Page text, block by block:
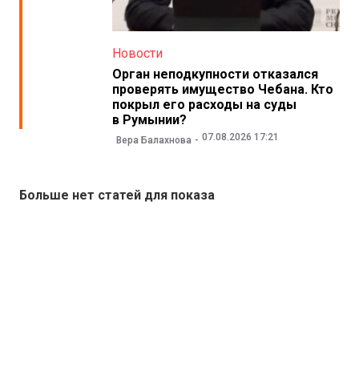
Новости
Орган неподкупности отказался
проверять имущество Чебана. Кто
покрыл его расходы на суды
в Румынии?
Вера Балахнова 07.08.2026 17:21
Больше нет статей для показа